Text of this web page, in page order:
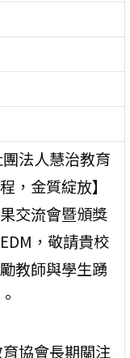
法人慧治教育
，金質綻放】
交流會暨頒獎
，敬請貴校
教師與學生踴
協會長期關注